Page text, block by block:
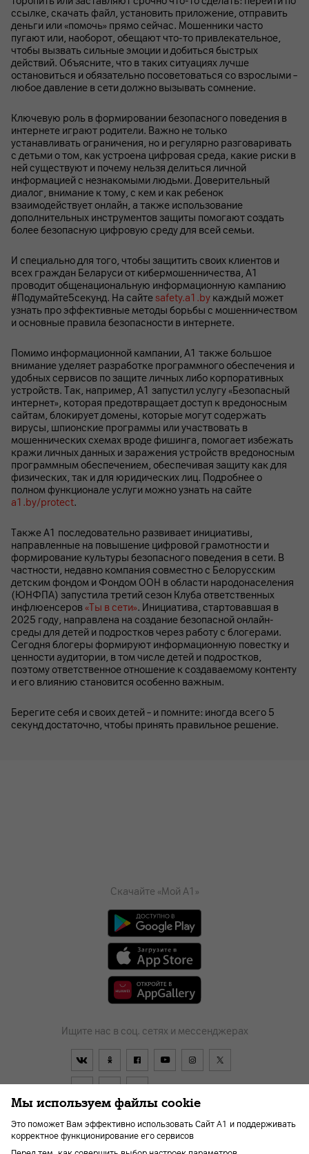
ссылке, скачать файл, установить приложение, отправить
деньги или «помочь» прямо сейчас. Мошенники часто
пугают или, наоборот, обещают что-то привлекательное,
чтобы вызвать сильные эмоции и добиться быстрых
действий. Объясните, что в таких ситуациях лучше
остановиться и обязательно посоветоваться со взрослыми –
любое давление в сети должно вызывать сомнение.
Ключевую роль в формировании безопасного поведения в
интернете играют родители. Важно не только
устанавливать ограничения, но и регулярно разговаривать
с детьми о том, как устроена цифровая среда, какие риски в
ней существуют и почему нельзя делиться личной
информацией с незнакомыми людьми. Доверительный
диалог, внимание к тому, с кем и как ребенок
взаимодействует онлайн, а также использование
дополнительных инструментов защиты помогают создать
более безопасную цифровую среду для всей семьи.
И специально для того, чтобы защитить своих клиентов и
всех граждан Беларуси от кибермошенничества, А1
проводит общенациональную информационную кампанию
#Подумайте5секунд. На сайтеsafety.a1.by каждый может
узнать про эффективные методы борьбы с мошенничеством
и основные правила безопасности в интернете.
Помимо информационной кампании, А1 также большое
внимание уделяет разработке программного обеспечения и
удобных сервисов по защите личных либо корпоративных
устройств. Так, например, А1 запустил услугу «Безопасный
интернет», которая предотвращает доступ к вредоносным
сайтам, блокирует домены, которые могут содержать
вирусы, шпионские программы или участвовать в
мошеннических схемах вроде фишинга, помогает избежать
кражи личных данных и заражения устройств вредоносным
программным обеспечением, обеспечивая защиту как для
физических, так и для юридических лиц. Подробнее о
полном функционале услуги можно узнать на сайте
a1.by/protect.
Также А1 последовательно развивает инициативы,
направленные на повышение цифровой грамотности и
формирование культуры безопасного поведения в сети. В
частности, недавно компания совместно с Белорусским
детским фондом и Фондом ООН в области народонаселения
(ЮНФПА) запустила третий сезон Клуба ответственных
инфлюенсеров«Ты в сети». Инициатива, стартовавшая в
2025 году, направлена на создание безопасной онлайн-
среды для детей и подростков через работу с блогерами.
Сегодня блогеры формируют информационную повестку и
ценности аудитории, в том числе детей и подростков,
поэтому ответственное отношение к создаваемому контенту
и его влиянию становится особенно важным.
Берегите себя и своих детей – и помните: иногда всего 5
секунд достаточно, чтобы принять правильное решение.
Скачайте «Мой А1»
Ищите нас в соц. сетях и мессенджерах
Договор О компании Оплата
Мы используем файлы cookie
Это поможет Вам эффективно использовать Сайт А1 и поддерживать
корректное функционирование его сервисов